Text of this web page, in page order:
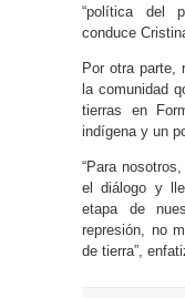
“política del
conduce
Por otra parte,
la comunidad
tierras en
indígena y un
“Para
el diálogo y
etapa de
represión, no
de tierra”,